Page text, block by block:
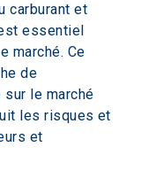
carburant et
essentiel
marché. Ce
de
sur le marché
les risques et
et